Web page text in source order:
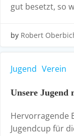
gut besetzt, so
by Robert
Jugend Verein
Unsere Jugend
Hervorragende
Jugendcup für